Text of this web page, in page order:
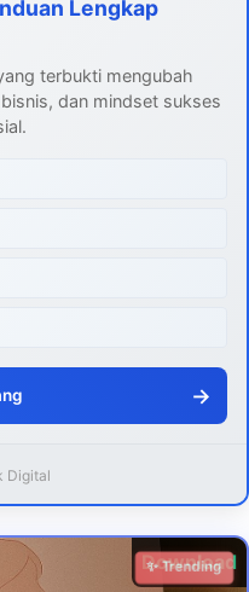
Lengkap
terbukti mengubah
dan mindset sukses
→
Digital
Download
✨ Trending